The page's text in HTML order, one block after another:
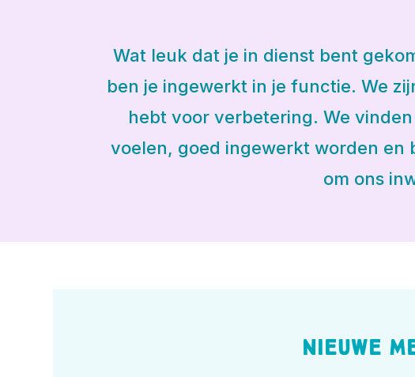
Wat leuk dat je in dienst bent
ben je ingewerkt in je functie. We
hebt voor verbetering. We
voelen, goed ingewerkt worden en
om ons
Nieuwe